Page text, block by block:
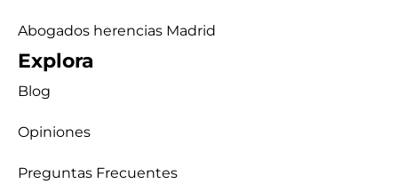
Abogados herencias Madrid
Explora
Blog
Opiniones
Preguntas Frecuentes